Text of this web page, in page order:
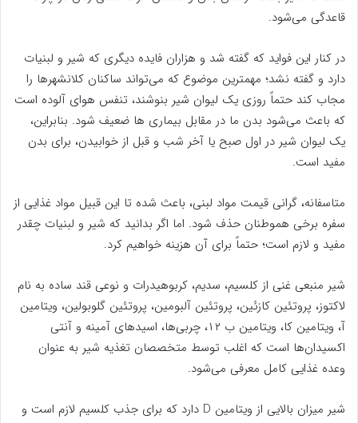
قاعدگی می‌شود.
در کنار این فواید که گفته شد و هزاران فایده دیگری که شیر و لبنیات
دارد و گفته نشد؛ مهمترین موضوع که می‌تواند ساکنان کلانشهرها را
مجاب کند حتماً روزی یک لیوان شیر بنوشند، تنفس هوای آلوده است
که باعث می‌شود بدن ما در مقابل بیماری ها ضعیف شود. بنابراین،
یک لیوان شیر در اول صبح یا آخر شب و قبل از خوابیدن، برای بدن
مفید است.
متاسفانه، گرانی قیمت مواد لبنی، باعث شده تا این قبیل مواد غذایی از
سفره برخی هموطنان حذف شود. اما اگر بدانید که شیر و لبنیات چقدر
مفید و لازم است؛ حتماً برای آن هزینه خواهیم کرد.
شیر منبعی غنی از کلسیم، سدیم، کربوهیدرات و نوعی قند ساده به نام
لاکتوز، پروتئین کازئین، پروتئین آلبومین، پروتئین گلوبولین، ویتامین
آ، ویتامین کا، ویتامین ب ۱۲، چربی‌ها، اسیدهای آمینه و آنتی
اکسیدان‌ها است که اغلب توسط متخصصان تغذیه شیر به عنوان
وعده غذایی کامل معرفی می‌شود.
شیر میزان بالایی از ویتامین D دارد که برای جذب کلسیم لازم است و